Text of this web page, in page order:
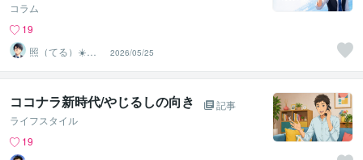
コラム
19
照（てる）☀️癒
やし系ボイス
2026/05/25
ココナラ新時代/やじるしの向き
記事
ライフスタイル
19